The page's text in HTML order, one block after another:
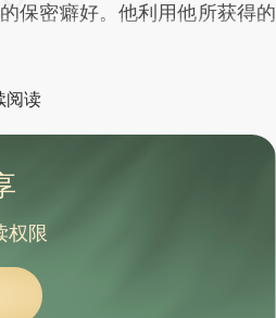
保密癖好。他利用他所获得的
阅读
权限